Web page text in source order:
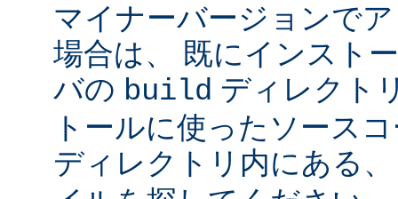
マイナーバージョンで
場合は、 既にインスト
バの build ディレクト
トールに使ったソース
ディレクトリ内にある